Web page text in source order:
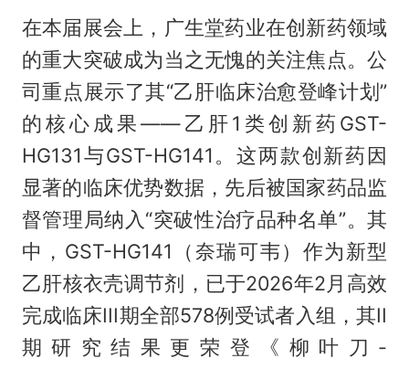
在本届展会上，广生堂药业在创新药领域
的重大突破成为当之无愧的关注焦点。公
司重点展示了其“乙肝临床治愈登峰计划”
的核心成果——乙肝1类创新药GST-
HG131与GST-HG141。这两款创新药因
显著的临床优势数据，先后被国家药品监
督管理局纳入“突破性治疗品种名单”。其
中，GST-HG141（奈瑞可韦）作为新型
乙肝核衣壳调节剂，已于2026年2月高效
完成临床III期全部578例受试者入组，其II
期研究结果更荣登《柳叶刀-